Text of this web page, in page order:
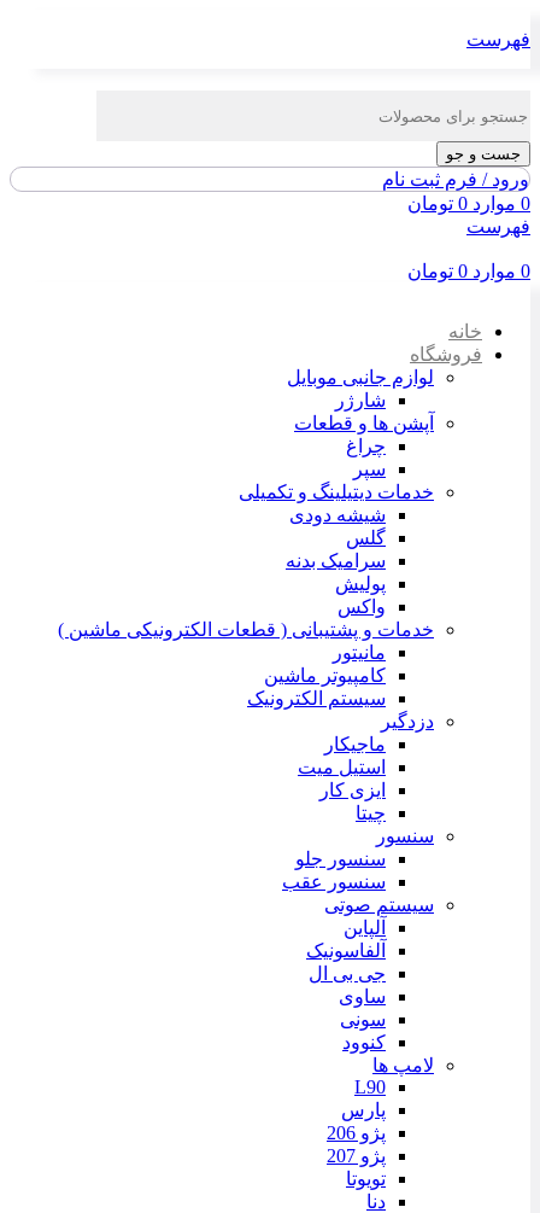
فهرست
جست و جو
ورود / فرم ثبت نام
0 موارد 0 تومان
فهرست
0 موارد 0 تومان
خانه
فروشگاه
لوازم جانبی موبایل
شارژر
آپشن ها و قطعات
چراغ
سپر
خدمات دیتیلینگ و تکمیلی
شیشه دودی
گلس
سرامیک بدنه
پولیش
واکس
خدمات و پشتیبانی ( قطعات الکترونیکی ماشین )
مانیتور
کامپیوتر ماشین
سیستم الکترونیک
دزدگیر
ماجیکار
استیل میت
ایزی کار
چیتا
سنسور
سنسور جلو
سنسور عقب
سیستم صوتی
آلپاین
آلفاسونیک
جی بی ال
ساوی
سونی
کنوود
لامپ ها
L90
پارس
پژو 206
پژو 207
تویوتا
دنا